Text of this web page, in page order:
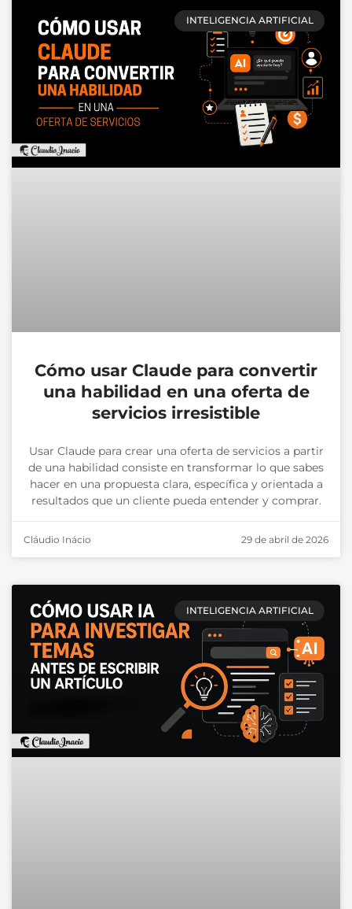
INTELIGENCIA ARTIFICIAL
Cómo usar Claude para convertir
una habilidad en una oferta de
servicios irresistible
Usar Claude para crear una oferta de servicios a partir
de una habilidad consiste en transformar lo que sabes
hacer en una propuesta clara, específica y orientada a
resultados que un cliente pueda entender y comprar.
Cláudio Inácio 29 de abril de 2026
INTELIGENCIA ARTIFICIAL